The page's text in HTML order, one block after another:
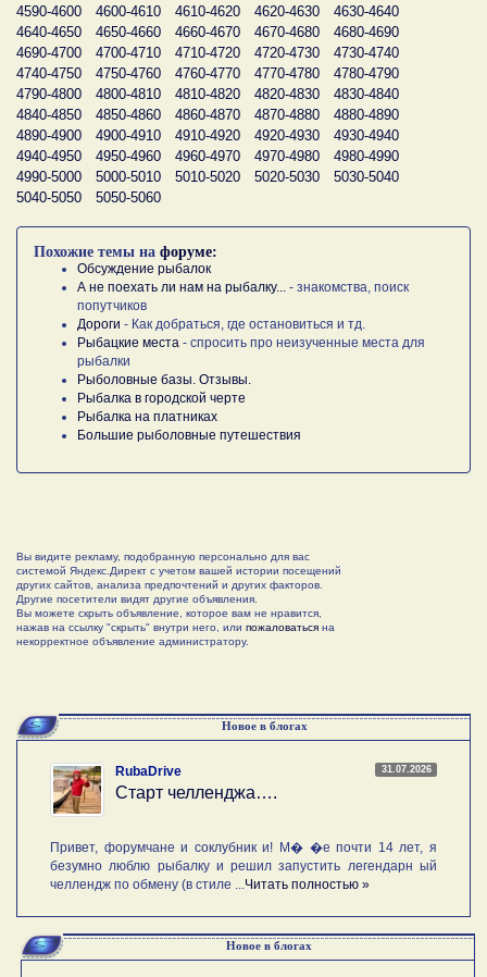
4590-4600
4600-4610 4610-4620 4620-4630
4630-4640
4640-4650
4650-4660 4660-4670 4670-4680
4680-4690
4690-4700
4700-4710 4710-4720 4720-4730
4730-4740
4740-4750
4750-4760 4760-4770 4770-4780
4780-4790
4790-4800
4800-4810 4810-4820 4820-4830
4830-4840
4840-4850
4850-4860 4860-4870 4870-4880
4880-4890
4890-4900
4900-4910 4910-4920 4920-4930
4930-4940
4940-4950
4950-4960 4960-4970 4970-4980
4980-4990
4990-5000
5000-5010 5010-5020 5020-5030
5030-5040
5040-5050
5050-5060
Похожие темы на форуме:
Обсуждение рыбалок
А не поехать ли нам на рыбалку...
- знакомства, поиск
попутчиков
Дороги - Как добраться, где остановиться и тд.
Рыбацкие места - спросить про неизученные места для
рыбалки
Рыболовные базы. Отзывы.
Рыбалка в городской черте
Рыбалка на платниках
Большие рыболовные путешествия
Вы видите рекламу, подобранную персонально для вас
системой Яндекс.Директ с учетом вашей истории посещений
других сайтов, анализа предпочтений и других факторов.
Другие посетители видят другие объявления.
Вы можете скрыть объявление, которое вам не нравится,
нажав на ссылку "скрыть" внутри него, или пожаловаться на
некорректное объявление администратору.
Новое в блогах
31.07.2026
RubaDrive
Старт челленджа….
Привет, форумчане и соклубник и! М� �е почти 14 лет, я
безумно люблю рыбалку и решил запустить легендарн ый
челлендж по обмену (в стиле ... Читать полностью »
Новое в блогах